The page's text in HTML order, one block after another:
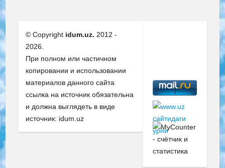
© Copyright idum.uz. 2012 -
2026.
При полном или частичном
копировании и использовании
материалов данного сайта
ссылка на источник обязательна
и должна выглядеть в виде
источник: idum.uz